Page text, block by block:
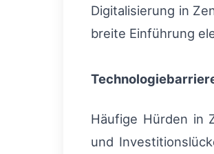
Digitalisierung in
breite Einführung
Häufige Hürden in
und